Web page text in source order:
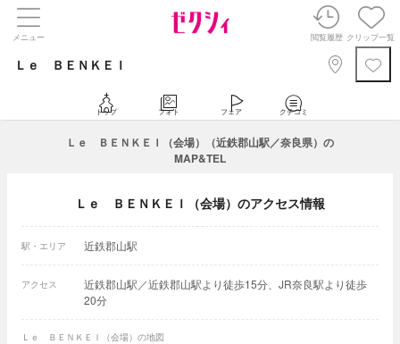
メニュー 閲覧履歴 クリップ一覧
Ｌｅ ＢＥＮＫＥＩ
トップ フォト フェア クチコミ
Ｌｅ ＢＥＮＫＥＩ（会場）（近鉄郡山駅／奈良県）の
MAP&TEL
Ｌｅ ＢＥＮＫＥＩ（会場）のアクセス情報
駅・エリア 近鉄郡山駅
アクセス
近鉄郡山駅／近鉄郡山駅より徒歩15分、JR奈良駅より徒歩
20分
Ｌｅ ＢＥＮＫＥＩ（会場）の地図